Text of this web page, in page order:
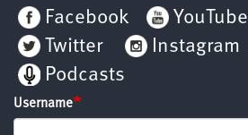
Facebook
YouTube
Twitter
Instagram
Podcasts
Username